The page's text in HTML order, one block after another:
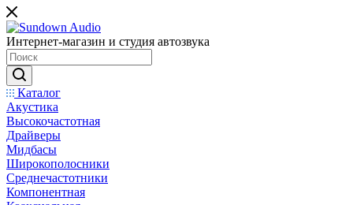
Интернет-магазин и студия автозвука
Каталог
Акустика
Высокочастотная
Драйверы
Мидбасы
Широкополосники
Среднечастотники
Компонентная